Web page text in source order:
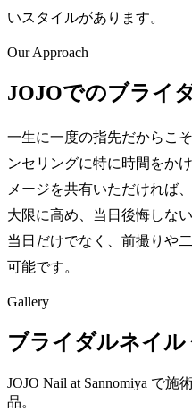
いスタイルがあります。
Our Approach
JOJOでのブライ
一生に一度の指先だからこ
ンセリングに特に時間をか
メージを共有いただければ
大限に高め、当日後悔しな
当日だけでなく、前撮りや
可能です。
Gallery
ブライダルネイル
JOJO Nail at Sannomiya で
品。